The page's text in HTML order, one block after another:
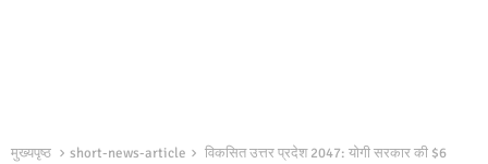
मुख्यपृष्ठ short-news-article
विकसित उत्तर प्रदेश 2047: योगी सरकार की $6